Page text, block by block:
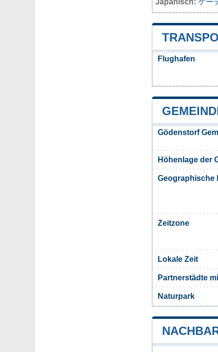
Japanisch: ゲー
Flughafen
Gödenstorf
Höhenlage der
Geographische
Zeitzone
Lokale Zeit
Partnerstädte
Naturpark